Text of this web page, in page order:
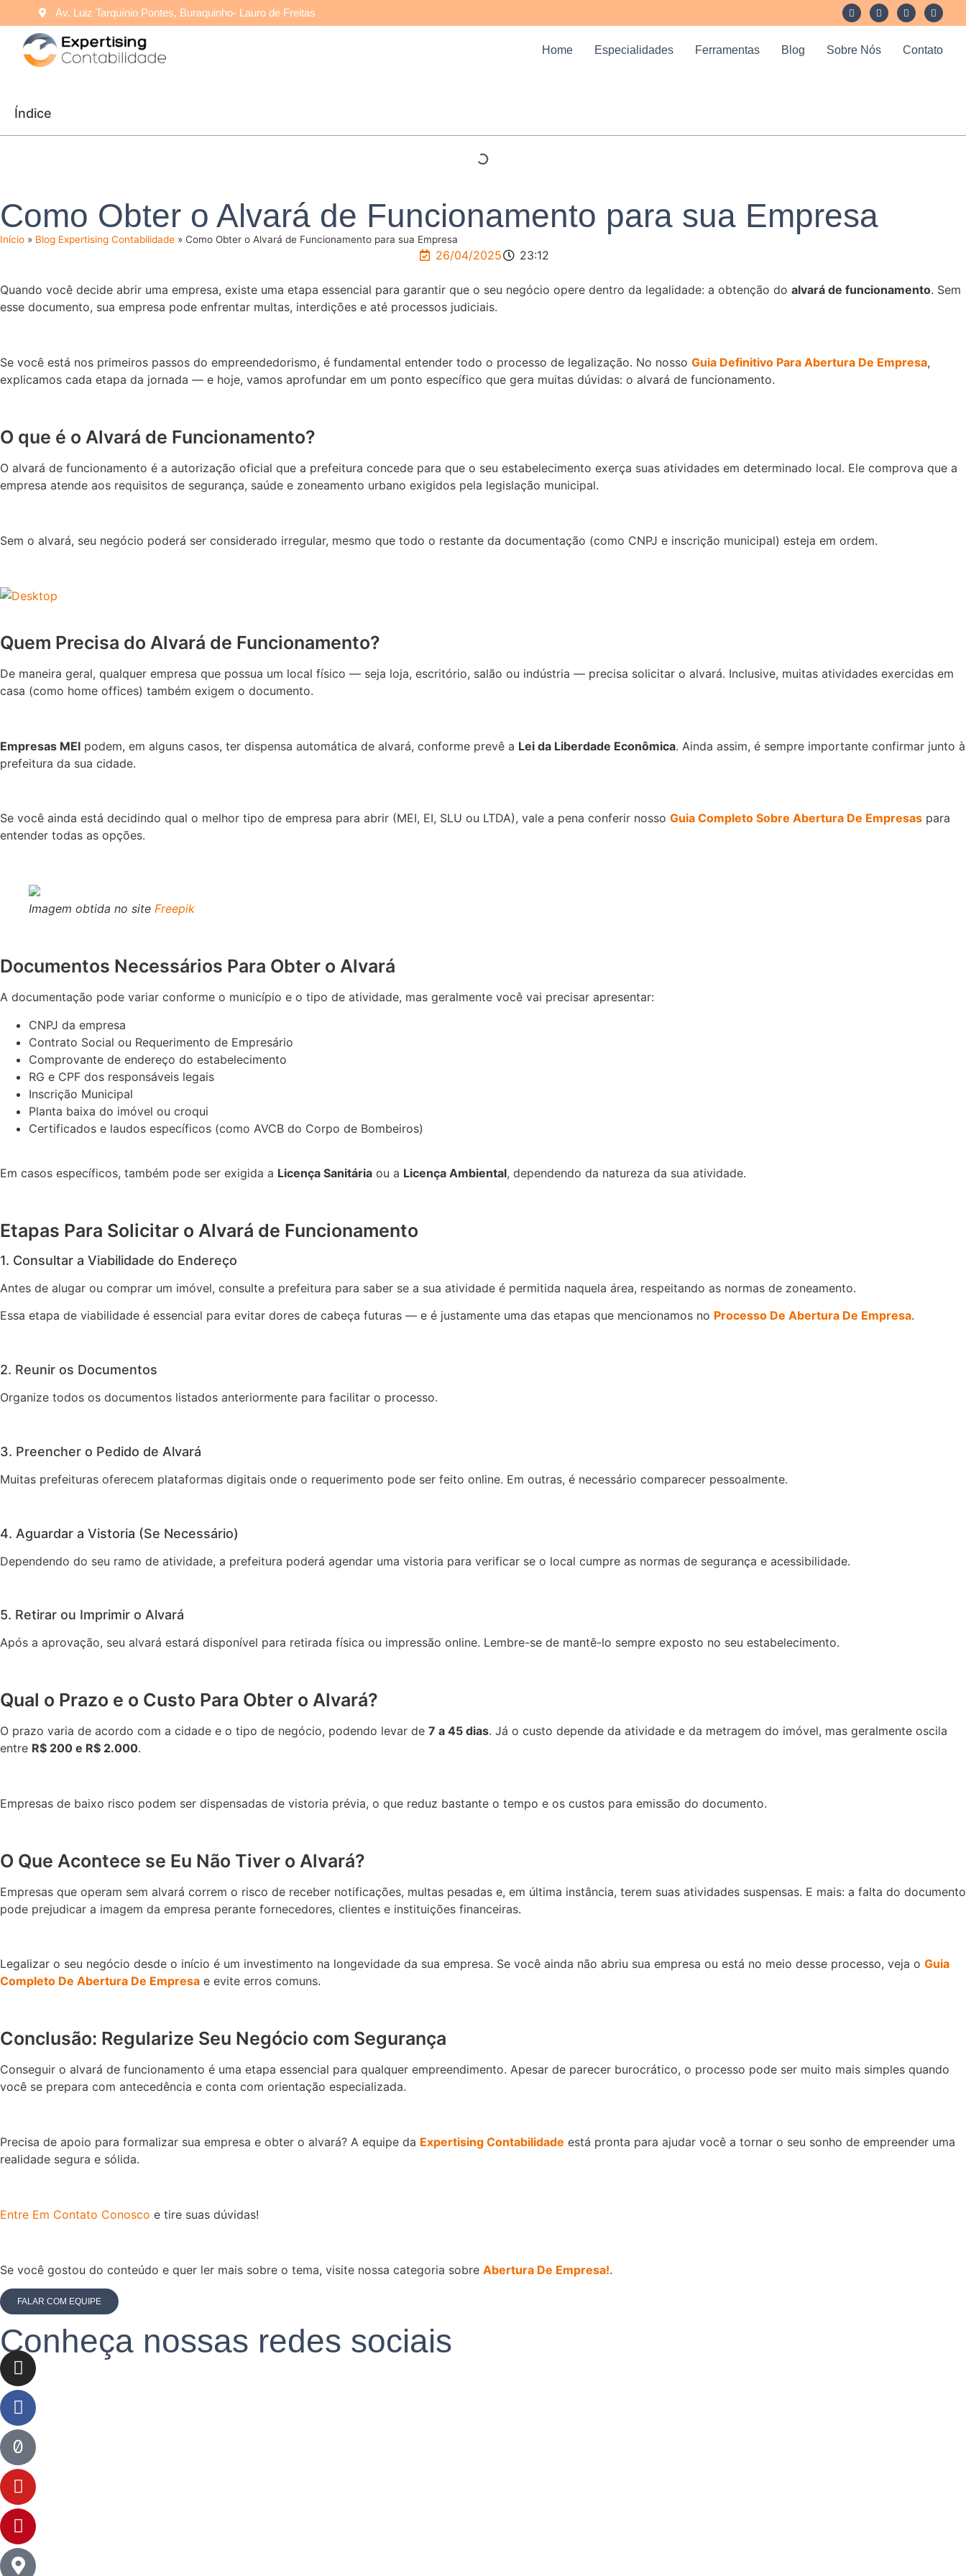
Av. Luiz Tarquínio Pontes, Buraquinho- Lauro de Freitas
Home Especialidades Ferramentas Blog Sobre Nós Contato
Índice
Como Obter o Alvará de Funcionamento para sua Empresa
Início » Blog Expertising Contabilidade » Como Obter o Alvará de Funcionamento para sua Empresa
26/04/2025 23:12
Quando você decide abrir uma empresa, existe uma etapa essencial para garantir que o seu negócio opere dentro da legalidade: a obtenção do alvará de funcionamento. Sem
esse documento, sua empresa pode enfrentar multas, interdições e até processos judiciais.
Se você está nos primeiros passos do empreendedorismo, é fundamental entender todo o processo de legalização. No nosso Guia Definitivo Para Abertura De Empresa,
explicamos cada etapa da jornada — e hoje, vamos aprofundar em um ponto específico que gera muitas dúvidas: o alvará de funcionamento.
O que é o Alvará de Funcionamento?
O alvará de funcionamento é a autorização oficial que a prefeitura concede para que o seu estabelecimento exerça suas atividades em determinado local. Ele comprova que a
empresa atende aos requisitos de segurança, saúde e zoneamento urbano exigidos pela legislação municipal.
Sem o alvará, seu negócio poderá ser considerado irregular, mesmo que todo o restante da documentação (como CNPJ e inscrição municipal) esteja em ordem.
Quem Precisa do Alvará de Funcionamento?
De maneira geral, qualquer empresa que possua um local físico — seja loja, escritório, salão ou indústria — precisa solicitar o alvará. Inclusive, muitas atividades exercidas em
casa (como home offices) também exigem o documento.
Empresas MEI podem, em alguns casos, ter dispensa automática de alvará, conforme prevê a Lei da Liberdade Econômica. Ainda assim, é sempre importante confirmar junto à
prefeitura da sua cidade.
Se você ainda está decidindo qual o melhor tipo de empresa para abrir (MEI, EI, SLU ou LTDA), vale a pena conferir nosso Guia Completo Sobre Abertura De Empresas para
entender todas as opções.
Imagem obtida no site Freepik
Documentos Necessários Para Obter o Alvará
A documentação pode variar conforme o município e o tipo de atividade, mas geralmente você vai precisar apresentar:
CNPJ da empresa
Contrato Social ou Requerimento de Empresário
Comprovante de endereço do estabelecimento
RG e CPF dos responsáveis legais
Inscrição Municipal
Planta baixa do imóvel ou croqui
Certificados e laudos específicos (como AVCB do Corpo de Bombeiros)
Em casos específicos, também pode ser exigida a Licença Sanitária ou a Licença Ambiental, dependendo da natureza da sua atividade.
Etapas Para Solicitar o Alvará de Funcionamento
1. Consultar a Viabilidade do Endereço
Antes de alugar ou comprar um imóvel, consulte a prefeitura para saber se a sua atividade é permitida naquela área, respeitando as normas de zoneamento.
Essa etapa de viabilidade é essencial para evitar dores de cabeça futuras — e é justamente uma das etapas que mencionamos no Processo De Abertura De Empresa.
2. Reunir os Documentos
Organize todos os documentos listados anteriormente para facilitar o processo.
3. Preencher o Pedido de Alvará
Muitas prefeituras oferecem plataformas digitais onde o requerimento pode ser feito online. Em outras, é necessário comparecer pessoalmente.
4. Aguardar a Vistoria (Se Necessário)
Dependendo do seu ramo de atividade, a prefeitura poderá agendar uma vistoria para verificar se o local cumpre as normas de segurança e acessibilidade.
5. Retirar ou Imprimir o Alvará
Após a aprovação, seu alvará estará disponível para retirada física ou impressão online. Lembre-se de mantê-lo sempre exposto no seu estabelecimento.
Qual o Prazo e o Custo Para Obter o Alvará?
O prazo varia de acordo com a cidade e o tipo de negócio, podendo levar de 7 a 45 dias. Já o custo depende da atividade e da metragem do imóvel, mas geralmente oscila
entre R$ 200 e R$ 2.000.
Empresas de baixo risco podem ser dispensadas de vistoria prévia, o que reduz bastante o tempo e os custos para emissão do documento.
O Que Acontece se Eu Não Tiver o Alvará?
Empresas que operam sem alvará correm o risco de receber notificações, multas pesadas e, em última instância, terem suas atividades suspensas. E mais: a falta do documento
pode prejudicar a imagem da empresa perante fornecedores, clientes e instituições financeiras.
Legalizar o seu negócio desde o início é um investimento na longevidade da sua empresa. Se você ainda não abriu sua empresa ou está no meio desse processo, veja o Guia
Completo De Abertura De Empresa e evite erros comuns.
Conclusão: Regularize Seu Negócio com Segurança
Conseguir o alvará de funcionamento é uma etapa essencial para qualquer empreendimento. Apesar de parecer burocrático, o processo pode ser muito mais simples quando
você se prepara com antecedência e conta com orientação especializada.
Precisa de apoio para formalizar sua empresa e obter o alvará? A equipe da Expertising Contabilidade está pronta para ajudar você a tornar o seu sonho de empreender uma
realidade segura e sólida.
Entre Em Contato Conosco e tire suas dúvidas!
Se você gostou do conteúdo e quer ler mais sobre o tema, visite nossa categoria sobre Abertura De Empresa!.
FALAR COM EQUIPE
Conheça nossas redes sociais